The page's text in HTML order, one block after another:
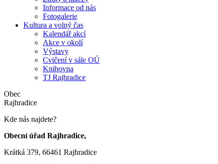
Informace od nás
Fotogalerie
Kultura a volný čas
Kalendář akcí
Akce v okolí
Výstavy
Cvičení v sále OÚ
Knihovna
TJ Rajhradice
Obec
Rajhradice
Kde nás najdete?
Obecní úřad Rajhradice,
Krátká 379, 66461 Rajhradice